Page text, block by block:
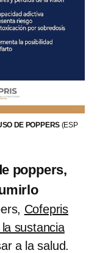
DE POPPERS (ESP
poppers,
Cofepris
sustancia
a la salud.